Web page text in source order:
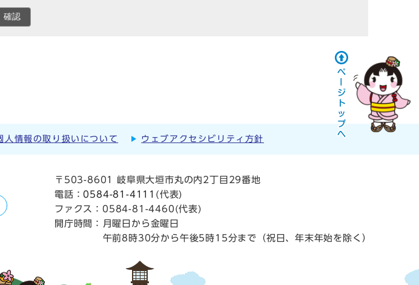
確認
人情報の取り扱いについて ウェブアクセシビリティ方針
〒503-8601 岐阜県大垣市丸の内2丁目29番地
電話：0584-81-4111 (代表)
ファクス：0584-81-4460(代表)
開庁時間：
月曜日から金曜日
午前8時30分から午後5時15分まで（祝日、年末年始を除く）